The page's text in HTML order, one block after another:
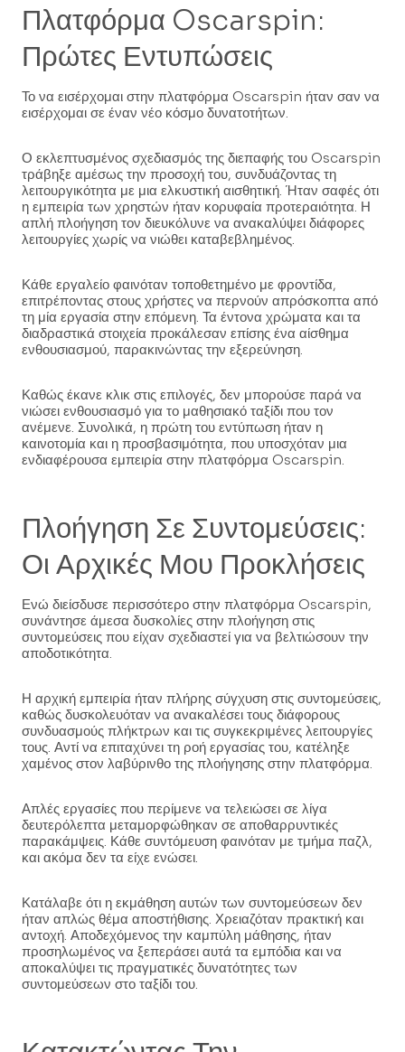
Πλατφόρμα Oscarspin:
Πρώτες Εντυπώσεις
Το να εισέρχομαι στην πλατφόρμα Oscarspin ήταν σαν να
εισέρχομαι σε έναν νέο κόσμο δυνατοτήτων.
Ο εκλεπτυσμένος σχεδιασμός της διεπαφής του Oscarspin
τράβηξε αμέσως την προσοχή του, συνδυάζοντας τη
λειτουργικότητα με μια ελκυστική αισθητική. Ήταν σαφές ότι
η εμπειρία των χρηστών ήταν κορυφαία προτεραιότητα. Η
απλή πλοήγηση τον διευκόλυνε να ανακαλύψει διάφορες
λειτουργίες χωρίς να νιώθει καταβεβλημένος.
Κάθε εργαλείο φαινόταν τοποθετημένο με φροντίδα,
επιτρέποντας στους χρήστες να περνούν απρόσκοπτα από
τη μία εργασία στην επόμενη. Τα έντονα χρώματα και τα
διαδραστικά στοιχεία προκάλεσαν επίσης ένα αίσθημα
ενθουσιασμού, παρακινώντας την εξερεύνηση.
Καθώς έκανε κλικ στις επιλογές, δεν μπορούσε παρά να
νιώσει ενθουσιασμό για το μαθησιακό ταξίδι που τον
ανέμενε. Συνολικά, η πρώτη του εντύπωση ήταν η
καινοτομία και η προσβασιμότητα, που υποσχόταν μια
ενδιαφέρουσα εμπειρία στην πλατφόρμα Oscarspin.
Πλοήγηση Σε Συντομεύσεις:
Οι Αρχικές Μου Προκλήσεις
Ενώ διείσδυσε περισσότερο στην πλατφόρμα Oscarspin,
συνάντησε άμεσα δυσκολίες στην πλοήγηση στις
συντομεύσεις που είχαν σχεδιαστεί για να βελτιώσουν την
αποδοτικότητα.
Η αρχική εμπειρία ήταν πλήρης σύγχυση στις συντομεύσεις,
καθώς δυσκολευόταν να ανακαλέσει τους διάφορους
συνδυασμούς πλήκτρων και τις συγκεκριμένες λειτουργίες
τους. Αντί να επιταχύνει τη ροή εργασίας του, κατέληξε
χαμένος στον λαβύρινθο της πλοήγησης στην πλατφόρμα.
Απλές εργασίες που περίμενε να τελειώσει σε λίγα
δευτερόλεπτα μεταμορφώθηκαν σε αποθαρρυντικές
παρακάμψεις. Κάθε συντόμευση φαινόταν με τμήμα παζλ,
και ακόμα δεν τα είχε ενώσει.
Κατάλαβε ότι η εκμάθηση αυτών των συντομεύσεων δεν
ήταν απλώς θέμα αποστήθισης. Χρειαζόταν πρακτική και
αντοχή. Αποδεχόμενος την καμπύλη μάθησης, ήταν
προσηλωμένος να ξεπεράσει αυτά τα εμπόδια και να
αποκαλύψει τις πραγματικές δυνατότητες των
συντομεύσεων στο ταξίδι του.